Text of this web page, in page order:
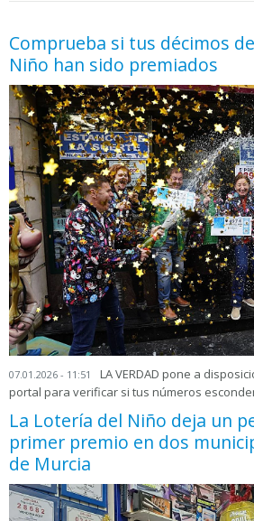
Comprueba si tus décimos
Niño han sido premiados
07.01.2026 - 11:51
LA VERDAD pone a
portal para verificar si tus números
La Lotería del Niño deja un
primer premio en dos
de Murcia